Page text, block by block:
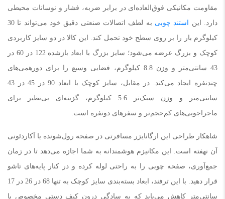
مقاومت مکانیکی فوق‌العاده‌ای در برابر ضربه، فشار و نوسانات محیطی
دارد. این استند چوبی
به لطف اتصالات صنعتی دقیق خود می‌تواند تا 30
کیلوگرم بار را بر روی سطح خود تحمل کند. این کالا در دو سایز کاربردی
کوچک و بزرگ عرضه می‌شود؛ سایز بزرگ با ابعاد بازشده 122 در 60 در
43 سانتی‌متر و وزن 8.8 کیلوگرم، فضایی وسیع را برای دورهمی‌های
چندنفره ایجاد می‌کند. در مقابل، سایز کوچک با ابعاد 90 در 45 در 43
سانتی‌متر و وزن سبک‌تر 5.6 کیلوگرم، گزینه‌ای بی‌نظیر برای
ماجراجویی‌های کم‌حجم‌تر و سفرهای دونفره است.
شاهکار طراحی این ارگانایزر مسافرتی در صفحه رول‌شونده یا آکاردئونی
آن نهفته است. این مکانیزم هوشمندانه به شما اجازه می‌دهد تا در زمان
جمع‌آوری، صفحه چوبی را به راحتی لوله کرده و در کنار پایه‌های تاشو
قرار دهید. با این ترفند، ابعاد بسته‌بندی سایز کوچک به تنها 68 در 26 در 17
سانتی‌متر کاهش می‌یابد که به سادگی درون کیف دستی مخصوص با